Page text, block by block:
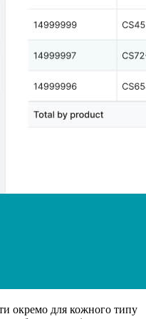
окремо для кожного типу